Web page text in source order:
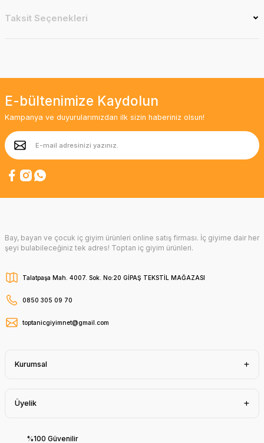
Taksit Seçenekleri
E-bültenimize Kaydolun
Kampanya ve duyurularımızdan ilk sizin haberiniz olsun!
Bay, bayan ve çocuk iç giyim ürünleri online satış firması. İç giyime dair her
şeyi bulabileceğiniz tek adres! Toptan iç giyim ürünleri.
Talatpaşa Mah. 4007. Sok. No:20 GİPAŞ TEKSTİL MAĞAZASI
0850 305 09 70
toptanicgiyimnet@gmail.com
Kurumsal
Üyelik
%100 Güvenilir